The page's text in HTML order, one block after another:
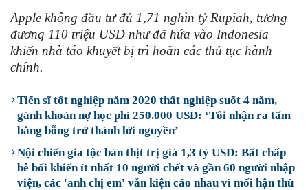
Apple không đầu tư đủ 1,71 nghìn tỷ Rupiah, tương
đương 110 triệu USD như đã hứa vào Indonesia
khiến nhà táo khuyết bị trì hoãn các thủ tục hành
chính.
Tiến sĩ tốt nghiệp năm 2020 thất nghiệp suốt 4 năm,
gánh khoản nợ học phí 250.000 USD: ‘Tôi nhận ra tấm
bằng bỗng trở thành lời nguyền’
Nội chiến gia tộc bán thịt trị giá 1,3 tỷ USD: Bất chấp
bê bối khiến ít nhất 10 người chết và gần 60 người nhập
viện, các 'anh chị em' vẫn kiện cáo nhau vì mối hận thù